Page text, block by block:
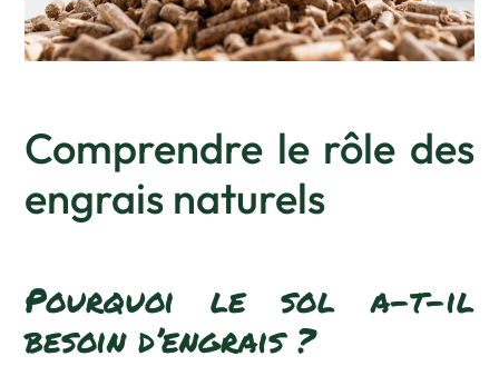
Comprendre le rôle des
engrais naturels
Pourquoi le sol a-t-il
besoin d’engrais ?